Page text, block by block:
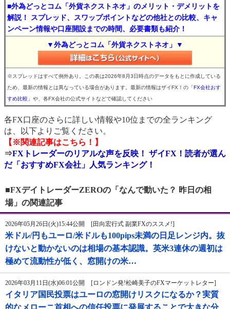
■外為どっとコム「外貨ネクストネオ」のメリット・デメリットを
解説！ スプレッド、スワップポイントなどの他社との比較、キャ
ンペーン情報や口座開設までの時間、必要書類も紹介！
▼外為どっとコム「外貨ネクストネオ」▼
※スプレッドはすべて例外あり。この表は2026年8月3日時点のデータをもとに作成している
ため、最新の情報とは異なっている場合があります。最新の情報はザイFX！の 「FX会社おす
すめ比較」 や、各FX会社の公式サイトなどで確認してください
各FX口座のさらに詳しい情報や10位までの全ランキング
は、以下よりご覧ください。
【※関連記事はこちら！】
⇒FXトレーダーのリアルな声を反映！ ザイFX！読者が選ん
だ「おすすめFX会社」人気ランキング！
■FXデイトレーダーZEROの「なんで動いた？ 昨日の相
場」の関連記事
2026年05月26日(火)15:44公開 [田向宏行式 副業FXのススメ!]
米ドル/円もユーロ/米ドルも100pips未満の日足レンジ内。抜
けないと動かないのは相場の基本認識。英米3連休の週初は
極めて流動性が低く、窓開けの米…
2026年03月11日(水)06:01公開 [ロンドン発!松崎美子のFXマーケットレター]
イタリア国民投票はユーロの窓開けリスクになるか？実質
的なメローニ首相への信任投票に発展することで大きな分